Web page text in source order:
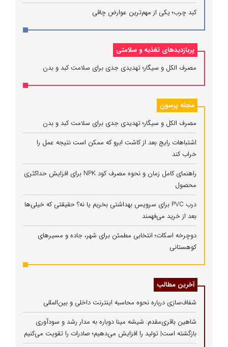
کبد چرب؛ یکی از مهم‌ترین عوارض چاقی
پربازدیدهای تغذیه و سلامتی
مصرف الکل و سیگار؛ تهدیدی جدی برای سلامت کبد و بدن
مجله پرسون
مصرف الکل و سیگار؛ تهدیدی جدی برای سلامت کبد و بدن
اشتباهات رایج بعد از کاشت ابرو که ممکن است نتیجه عمل را
خراب کند
راهنمای کامل زمان و نحوه مصرف کود NPK برای افزایش حداکثری
محصول
درب PVC برای سرویس بهداشتی بخریم یا نه؟ حقیقتی که خیلی‌ها
بعد از خرید می‌فهمند
دوچرخه اسکات؛ انتخابی مطمئن برای شهر، جاده و مسیرهای
کوهستانی
آخرین مطالب
شفاف‌سازی درباره نحوه محاسبه اینترنت داخلی و بین‌المللی
شاهین باقری‌مقدم: شیشه مینا دوباره به مدار رشد و سودآوری
بازگشته است| تولید را افزایش می‌دهیم؛ صادرات را تقویت می‌کنیم